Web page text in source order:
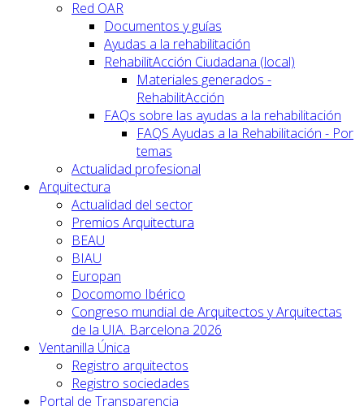
Red OAR
Documentos y guías
Ayudas a la rehabilitación
RehabilitAcción Ciudadana (local)
Materiales generados -
RehabilitAcción
FAQs sobre las ayudas a la rehabilitación
FAQS Ayudas a la Rehabilitación - Por
temas
Actualidad profesional
Arquitectura
Actualidad del sector
Premios Arquitectura
BEAU
BIAU
Europan
Docomomo Ibérico
Congreso mundial de Arquitectos y Arquitectas
de la UIA. Barcelona 2026
Ventanilla Única
Registro arquitectos
Registro sociedades
Portal de Transparencia